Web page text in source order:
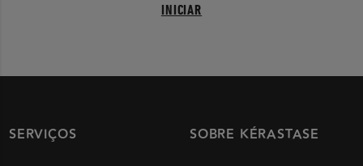
INICIAR
SERVIÇOS SOBRE KÉRASTASE